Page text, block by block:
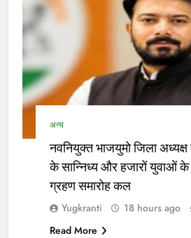
अन्य
नवनियुक्त भाजयुमो जिला अध्यक्ष
के सान्निध्य और हजारों युवाओं के
ग्रहण समारोह कल
Yugkranti 18 hours ago
Read More